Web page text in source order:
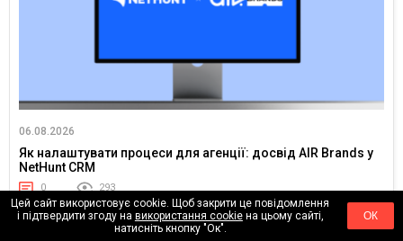
06.08.2026
Як налаштувати процеси для агенції: досвід AIR Brands у
NetHunt CRM
0 293
Цей сайт використовує cookie. Щоб закрити це повідомлення
і підтвердити згоду на використання cookieна цьому сайті,
натисніть кнопку "Ок".
ОК